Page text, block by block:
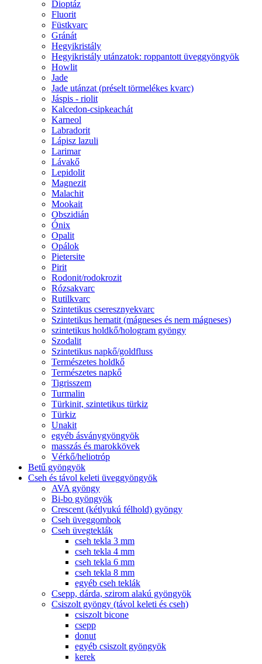
Dioptáz
Fluorit
Füstkvarc
Gránát
Hegyikristály
Hegyikristály utánzatok: roppantott üveggyöngyök
Howlit
Jade
Jade utánzat (préselt törmelékes kvarc)
Jáspis - riolit
Kalcedon-csipkeachát
Karneol
Labradorit
Lápisz lazuli
Larimar
Lávakő
Lepidolit
Magnezit
Malachit
Mookait
Obszidián
Ónix
Opalit
Opálok
Pietersite
Pirit
Rodonit/rodokrozit
Rózsakvarc
Rutilkvarc
Szintetikus cseresznyekvarc
Szintetikus hematit (mágneses és nem mágneses)
szintetikus holdkő/hologram gyöngy
Szodalit
Szintetikus napkő/goldfluss
Természetes holdkő
Természetes napkő
Tigrisszem
Turmalin
Türkinit, szintetikus türkiz
Türkiz
Unakit
egyéb ásványgyöngyök
masszás és marokkövek
Vérkő/heliotróp
Betű gyöngyök
Cseh és távol keleti üveggyöngyök
AVA gyöngy
Bi-bo gyöngyök
Crescent (kétlyukú félhold) gyöngy
Cseh üveggombok
Cseh üvegteklák
cseh tekla 3 mm
cseh tekla 4 mm
cseh tekla 6 mm
cseh tekla 8 mm
egyéb cseh teklák
Csepp, dárda, szirom alakú gyöngyök
Csiszolt gyöngy (távol keleti és cseh)
csiszolt bicone
csepp
donut
egyéb csiszolt gyöngyök
kerek